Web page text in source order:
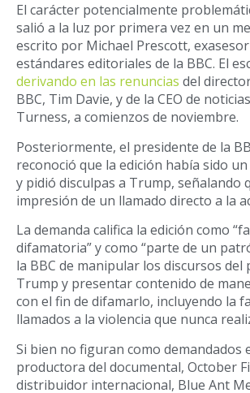
El carácter potencialmente
salió a la luz por primera vez en un
escrito por Michael Prescott,
estándares editoriales de la BBC. El
derivando en las renuncias del
BBC, Tim Davie, y de la CEO de
Turness, a comienzos de noviembre.
Posteriormente, el presidente de la
reconoció que la edición había sido
y pidió disculpas a Trump, señalando
impresión de un llamado directo a la
La demanda califica la edición como
difamatoria” y como “parte de un
la BBC de manipular los discursos del
Trump y presentar contenido de
con el fin de difamarlo, incluyendo la
llamados a la violencia que nunca
Si bien no figuran como demandados
productora del documental, October
distribuidor internacional, Blue Ant